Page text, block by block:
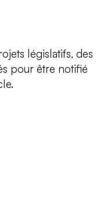
législatifs, des
pour être notifié